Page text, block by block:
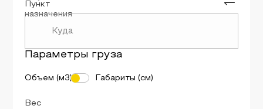
Пункт
назначения
Параметры груза
Объем (м3) Габариты (см)
Вес